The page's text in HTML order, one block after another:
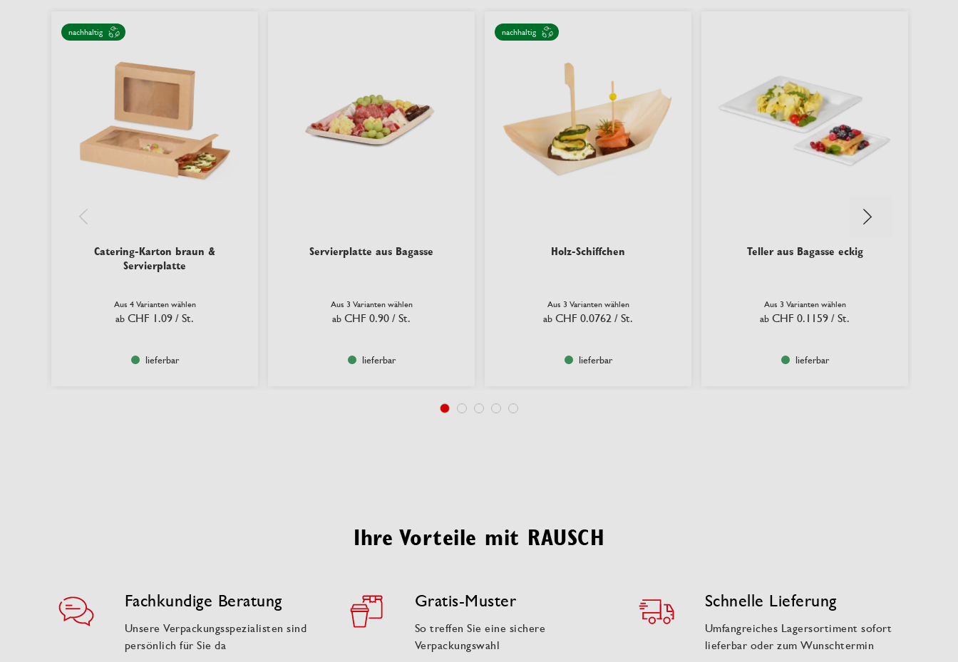
nachhaltig
Catering-Karton braun &
Servierplatte
Aus 4 Varianten wählen
ab CHF 1.09 / St.
lieferbar
Servierplatte aus Bagasse
Aus 3 Varianten wählen
ab CHF 0.90 / St.
lieferbar
nachhaltig
Holz-Schiffchen
Aus 3 Varianten wählen
ab CHF 0.0762 / St.
lieferbar
Teller aus Bagasse eckig
Aus 3 Varianten wählen
ab CHF 0.1159 / St.
lieferbar
Ihre Vorteile mit RAUSCH
Fachkundige Beratung
Unsere Verpackungsspezialisten sind
persönlich für Sie da
Gratis-Muster
So treffen Sie eine sichere
Verpackungswahl
Schnelle Lieferung
Umfangreiches Lagersortiment sofort
lieferbar oder zum Wunschtermin